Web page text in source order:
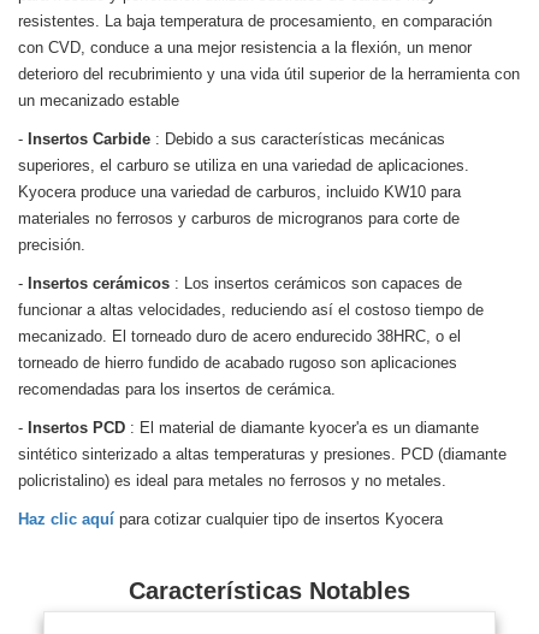
resistentes. La baja temperatura de procesamiento, en comparación
con CVD, conduce a una mejor resistencia a la flexión, un menor
deterioro del recubrimiento y una vida útil superior de la herramienta con
un mecanizado estable
- Insertos Carbide : Debido a sus características mecánicas
superiores, el carburo se utiliza en una variedad de aplicaciones.
Kyocera produce una variedad de carburos, incluido KW10 para
materiales no ferrosos y carburos de microgranos para corte de
precisión.
- Insertos cerámicos : Los insertos cerámicos son capaces de
funcionar a altas velocidades, reduciendo así el costoso tiempo de
mecanizado. El torneado duro de acero endurecido 38HRC, o el
torneado de hierro fundido de acabado rugoso son aplicaciones
recomendadas para los insertos de cerámica.
- Insertos PCD : El material de diamante kyocer'a es un diamante
sintético sinterizado a altas temperaturas y presiones. PCD (diamante
policristalino) es ideal para metales no ferrosos y no metales.
Haz clic aquí para cotizar cualquier tipo de insertos Kyocera
Características Notables